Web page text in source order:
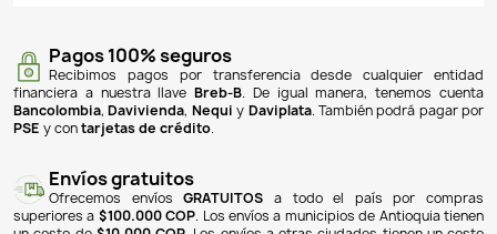
Cantidad
 AGREGAR AL CARRITO
 ¡Producto NO disponible!